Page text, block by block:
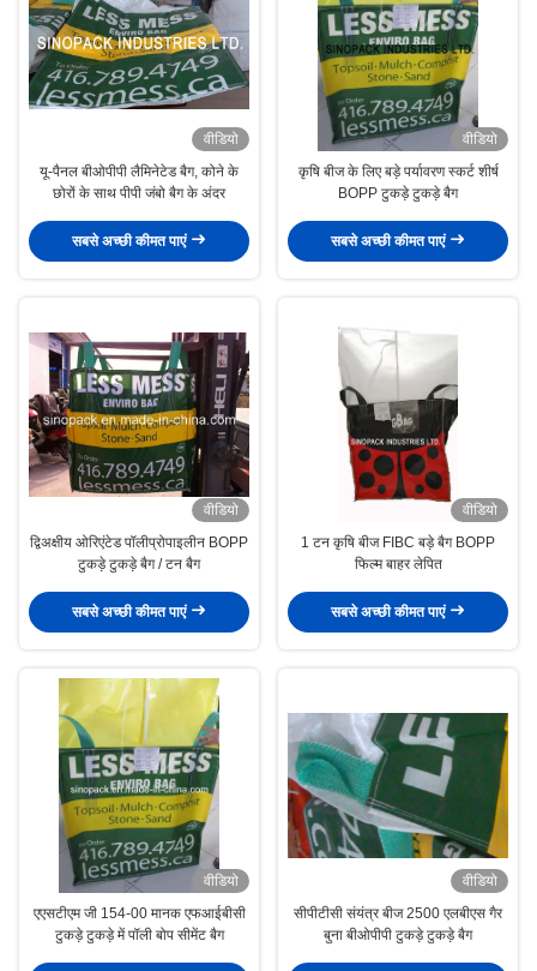
वीडियो
यू-पैनल बीओपीपी लैमिनेटेड बैग, कोने के
छोरों के साथ पीपी जंबो बैग के अंदर
सबसे अच्छी कीमत पाएं
वीडियो
कृषि बीज के लिए बड़े पर्यावरण स्कर्ट शीर्ष
BOPP टुकड़े टुकड़े बैग
सबसे अच्छी कीमत पाएं
वीडियो
द्विअक्षीय ओरिएंटेड पॉलीप्रोपाइलीन BOPP
टुकड़े टुकड़े बैग / टन बैग
सबसे अच्छी कीमत पाएं
वीडियो
1 टन कृषि बीज FIBC बड़े बैग BOPP
फिल्म बाहर लेपित
सबसे अच्छी कीमत पाएं
वीडियो
एएसटीएम जी 154-00 मानक एफआईबीसी
टुकड़े टुकड़े में पॉली बोप सीमेंट बैग
वीडियो
सीपीटीसी संयंत्र बीज 2500 एलबीएस गैर
बुना बीओपीपी टुकड़े टुकड़े बैग